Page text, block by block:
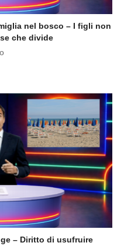
nel bosco – I figli non
che divide
– Diritto di usufruire